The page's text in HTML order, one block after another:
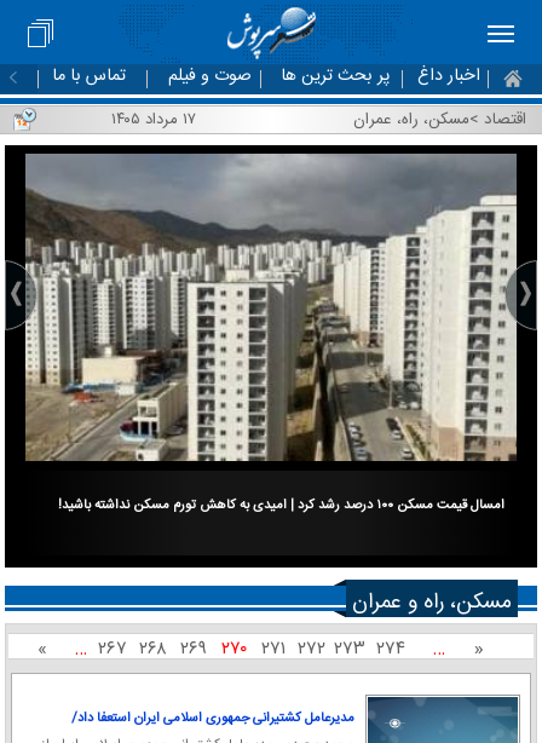
اخبار داغ پر بحث ترین ها صوت و فیلم تماس با ما
اقتصاد >مسکن، راه، عمران ۱۷ مرداد ۱۴۰۵
امسال قیمت مسکن ۱۰۰ درصد رشد کرد | امیدی به کاهش تورم مسکن نداشته باشید!
مسکن، راه و عمران
» … ۲۶۷ ۲۶۸ ۲۶۹ ۲۷۰ ۲۷۱ ۲۷۲ ۲۷۳ ۲۷۴ … «
مدیرعامل کشتیرانی جمهوری اسلامی ایران استعفا داد/